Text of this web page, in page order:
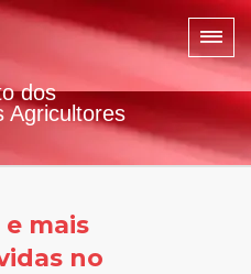
dos
Agricultores
e mais
no